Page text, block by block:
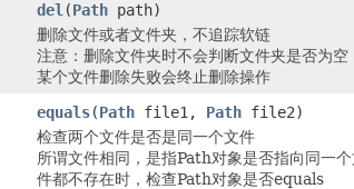
del (Path path)
删除文件或者文件夹，不追踪软链
注意：删除文件夹时不会判断文件夹是否为
某个文件删除失败会终止删除操作
equals(Path file1, Path file2)
检查两个文件是否是同一个文件
所谓文件相同，是指Path对象是否指向同一
件都不存在时，检查Path对象是否equals